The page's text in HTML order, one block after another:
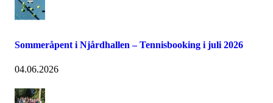
Sommeråpent i Njårdhallen – Tennisbooking i juli 2026
04.06.2026